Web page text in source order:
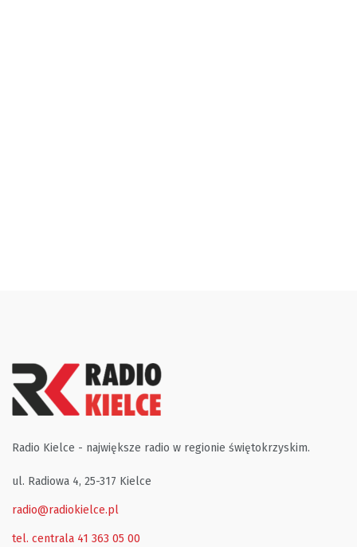
Radio Kielce - największe radio w regionie świętokrzyskim.
ul. Radiowa 4, 25-317 Kielce
radio@radiokielce.pl
tel. centrala 41 363 05 00